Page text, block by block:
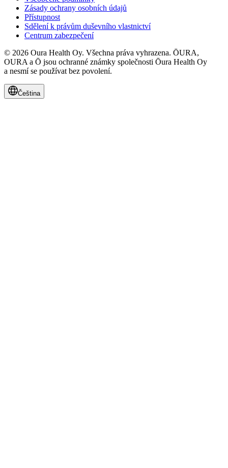
Zásady ochrany osobních údajů
Přístupnost
Sdělení k právům duševního vlastnictví
Centrum zabezpečení
© 2026 Oura Health Oy. Všechna práva vyhrazena. ŌURA,
OURA a Ō jsou ochranné známky společnosti Ōura Health Oy
a nesmí se používat bez povolení.
Čeština